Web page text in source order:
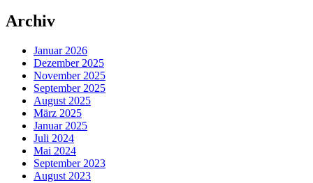
Archiv
Januar 2026
Dezember 2025
November 2025
September 2025
August 2025
März 2025
Januar 2025
Juli 2024
Mai 2024
September 2023
August 2023